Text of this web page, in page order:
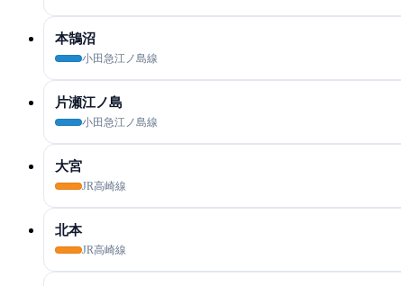
本鵠沼
小田急江ノ島線
片瀬江ノ島
小田急江ノ島線
大宮
JR高崎線
北本
JR高崎線